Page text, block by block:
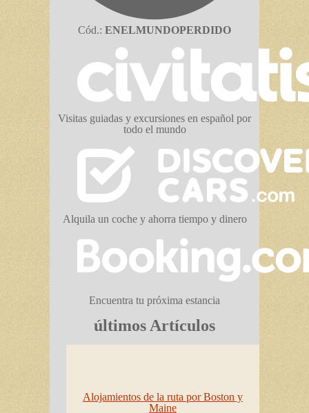
Cód.: ENELMUNDOPERDIDO
Visitas guiadas y excursiones en español por
todo el mundo
Alquila un coche y ahorra tiempo y dinero
Encuentra tu próxima estancia
últimos Artículos
Alojamientos de la ruta por Boston y
Maine